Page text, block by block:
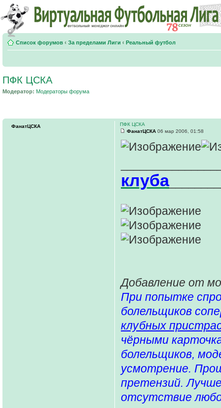
Список форумов ‹ За пределами Лиги ‹ Реальный футбол
ПФК ЦСКА
Модератор: Модераторы форума
ПФК ЦСКА
ФанатЦСКА 06 мар 2006, 01:58
клуба
Добавление от
При попытке
болельщиков
клубных
чёрными
болельщиков,
усмотрение.
претензий.
отсутствие
ФанатЦСКА